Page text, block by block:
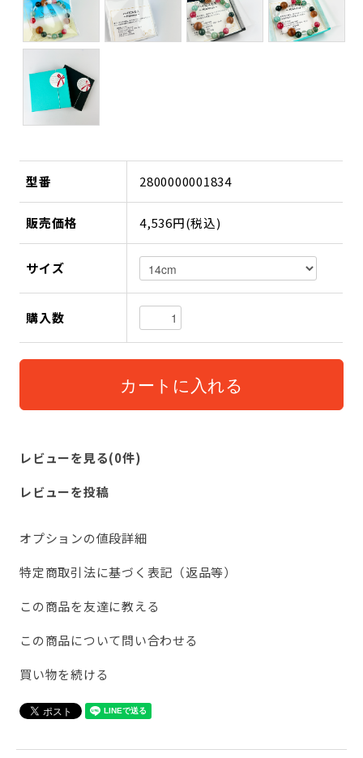
型番 2800000001834
販売価格 4,536円(税込)
サイズ
購入数
レビューを見る(0件)
レビューを投稿
オプションの値段詳細
特定商取引法に基づく表記（返品等）
この商品を友達に教える
この商品について問い合わせる
買い物を続ける